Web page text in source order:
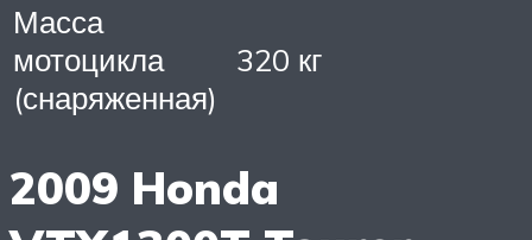
Масса
мотоцикла
(снаряженная)
320 кг
2009 Honda